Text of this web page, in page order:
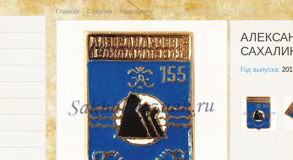
Главная » Сахалин » Геральдика» Александровск-Сахалинский 155
Год выпуска: